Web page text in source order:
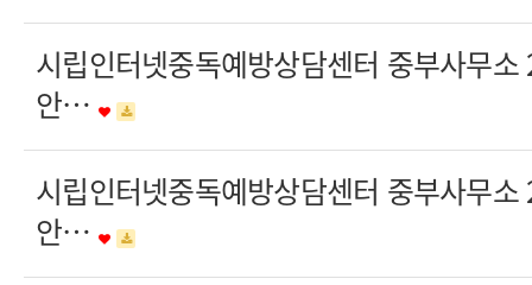
시립인터넷중독예방상담센터 중부사무
안…
시립인터넷중독예방상담센터 중부사무
안…